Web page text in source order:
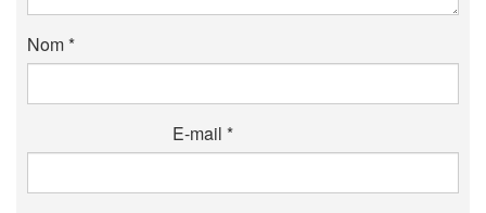
Nom*
E-mail *